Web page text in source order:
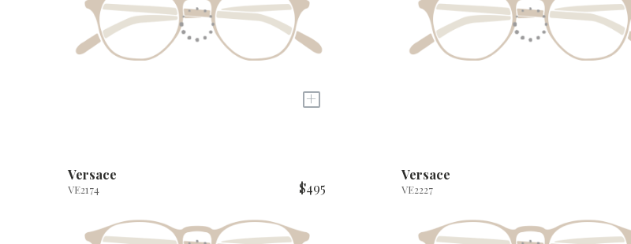
+
Versace
VE2174 $495
Versace
VE2227